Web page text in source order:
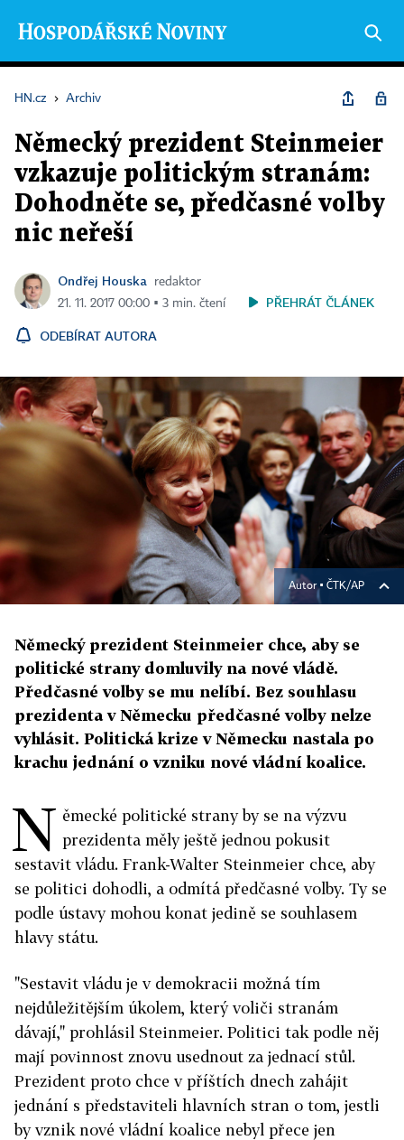
HN.cz › Archiv
Německý prezident Steinmeier
vzkazuje politickým stranám:
Dohodněte se, předčasné volby
nic neřeší
Ondřej Houska
redaktor
21. 11. 2017 00:00 ▪ 3 min. čtení
PŘEHRÁT ČLÁNEK
ODEBÍRAT AUTORA
Autor ▪ ČTK/AP
Německý prezident Steinmeier chce, aby se
politické strany domluvily na nové vládě.
Předčasné volby se mu nelíbí. Bez souhlasu
prezidenta v Německu předčasné volby nelze
vyhlásit. Politická krize v Německu nastala po
krachu jednání o vzniku nové vládní koalice.
N ěmecké politické strany by se na výzvu
prezidenta měly ještě jednou pokusit
sestavit vládu. Frank-Walter Steinmeier chce, aby
se politici dohodli, a odmítá předčasné volby. Ty se
podle ústavy mohou konat jedině se souhlasem
hlavy státu.
"Sestavit vládu je v demokracii možná tím
nejdůležitějším úkolem, který voliči stranám
dávají," prohlásil Steinmeier. Politici tak podle něj
mají povinnost znovu usednout za jednací stůl.
Prezident proto chce v příštích dnech zahájit
jednání s představiteli hlavních stran o tom, jestli
by vznik nové vládní koalice nebyl přece jen